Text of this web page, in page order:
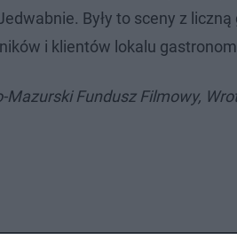
Były to sceny z
i klientów lokalu
Mazurski Fundusz Filmowy,